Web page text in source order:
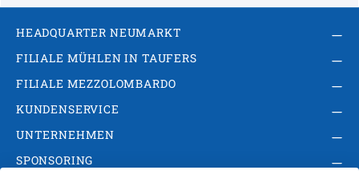
HEADQUARTER NEUMARKT
FILIALE MÜHLEN IN TAUFERS
FILIALE MEZZOLOMBARDO
KUNDENSERVICE
UNTERNEHMEN
SPONSORING